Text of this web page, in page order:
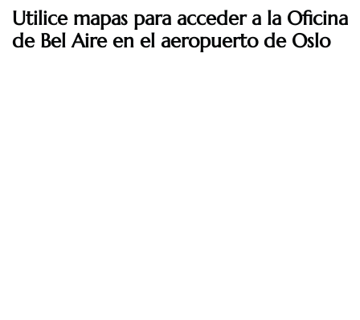
Utilice mapas para acceder a la Oficina
de Bel Aire en el aeropuerto de Oslo